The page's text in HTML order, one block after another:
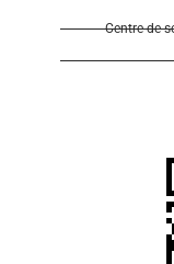
Centre de